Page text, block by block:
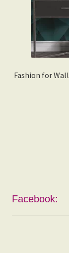
Fashion for
Facebook: